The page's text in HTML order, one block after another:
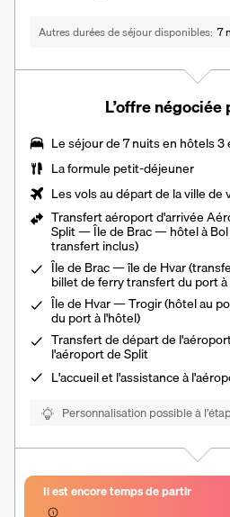
Autres durées de séjour disponibles 7
L’offre négociée
Le séjour de 7 nuits en hôtels 3
La formule petit-déjeuner
Les vols au départ de la ville de
Transfert aéroport d'arrivée
Split — Île de Brac — hôtel à
transfert inclus)
Île de Brac — île de Hvar
billet de ferry transfert du port
Île de Hvar — Trogir (hôtel au
du port à l'hôtel)
Transfert de départ de
l'aéroport de Split
L'accueil et l'assistance à
Personnalisation possible à
Il est encore temps de partir